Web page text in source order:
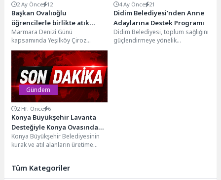
2 Ay Önce 12
Başkan Ovalıoğlu
öğrencilerle birlikte atık
topladı
Marmara Denizi Günü
kapsamında Yeşilköy Çiroz
Sahili’nde düzenlenen “Deniz Dibi
ve Kıyı Temizliği” etkinliğinde,
Bakırköy...
4 Ay Önce 21
Didim Belediyesi’nden Anne
Adaylarına Destek Programı
Didim Belediyesi, toplum sağlığını
güçlendirmeye yönelik
Gündem
2 Hf. Önce 6
Konya Büyükşehir Lavanta
Desteğiyle Konya Ovasında
Örnek Bir Dönüşüme Öncülük
Ediyor
Konya Büyükşehir Belediyesinin
kurak ve atıl alanların üretime
ürünlerle...
Tüm Kategoriler